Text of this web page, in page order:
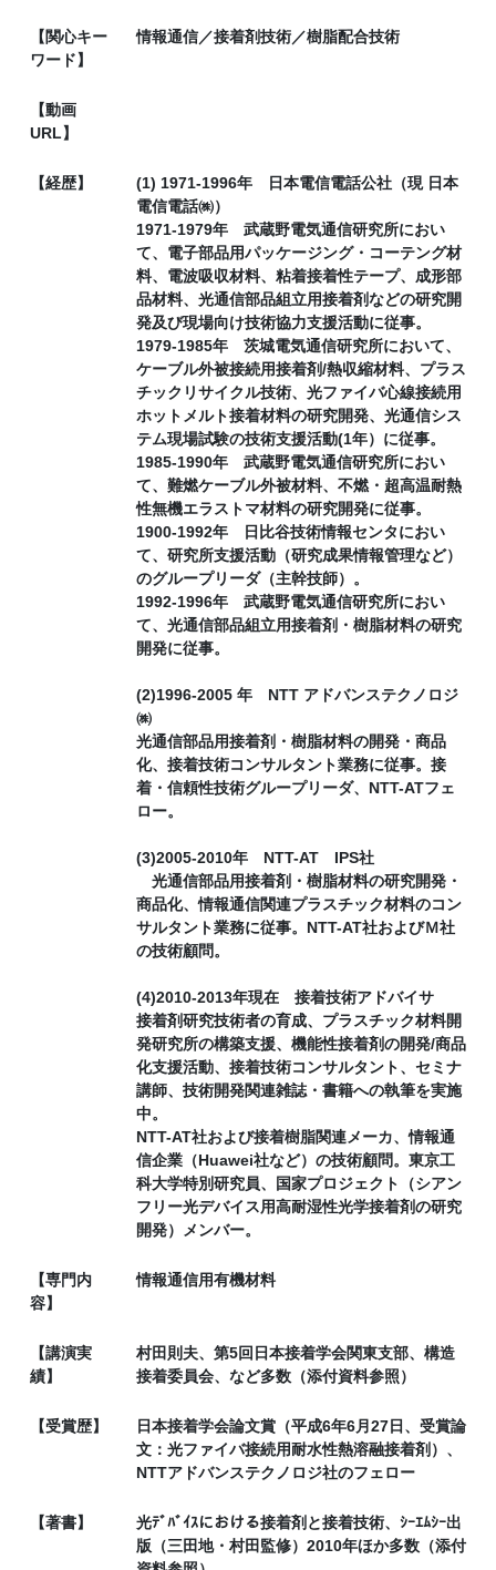
【関心キー
ワード】
情報通信／接着剤技術／樹脂配合技術
【動画
URL】
【経歴】
(1) 1971-1996年 日本電信電話公社（現 日本
電信電話㈱）
1971-1979年 武蔵野電気通信研究所におい
て、電子部品用パッケージング・コーテング材
料、電波吸収材料、粘着接着性テープ、成形部
品材料、光通信部品組立用接着剤などの研究開
発及び現場向け技術協力支援活動に従事。
1979-1985年 茨城電気通信研究所において、
ケーブル外被接続用接着剤/熱収縮材料、プラス
チックリサイクル技術、光ファイバ心線接続用
ホットメルト接着材料の研究開発、光通信シス
テム現場試験の技術支援活動(1年）に従事。
1985-1990年 武蔵野電気通信研究所におい
て、難燃ケーブル外被材料、不燃・超高温耐熱
性無機エラストマ材料の研究開発に従事。
1900-1992年 日比谷技術情報センタにおい
て、研究所支援活動（研究成果情報管理など）
のグループリーダ（主幹技師）。
1992-1996年 武蔵野電気通信研究所におい
て、光通信部品組立用接着剤・樹脂材料の研究
開発に従事。
(2)1996-2005 年 NTT アドバンステクノロジ
㈱
光通信部品用接着剤・樹脂材料の開発・商品
化、接着技術コンサルタント業務に従事。接
着・信頼性技術グループリーダ、NTT-ATフェ
ロー。
(3)2005-2010年 NTT-AT IPS社
光通信部品用接着剤・樹脂材料の研究開発・
商品化、情報通信関連プラスチック材料のコン
サルタント業務に従事。NTT-AT社およびＭ社
の技術顧問。
(4)2010-2013年現在 接着技術アドバイサ
接着剤研究技術者の育成、プラスチック材料開
発研究所の構築支援、機能性接着剤の開発/商品
化支援活動、接着技術コンサルタント、セミナ
講師、技術開発関連雑誌・書籍への執筆を実施
中。
NTT-AT社および接着樹脂関連メーカ、情報通
信企業（Huawei社など）の技術顧問。東京工
科大学特別研究員、国家プロジェクト（シアン
フリー光デバイス用高耐湿性光学接着剤の研究
開発）メンバー。
【専門内
容】
情報通信用有機材料
【講演実
績】
村田則夫、第5回日本接着学会関東支部、構造
接着委員会、など多数（添付資料参照）
【受賞歴】
日本接着学会論文賞（平成6年6月27日、受賞論
文：光ファイバ接続用耐水性熱溶融接着剤）、
NTTアドバンステクノロジ社のフェロー
【著書】
光ﾃﾞﾊﾞｲｽにおける接着剤と接着技術、ｼｰｴﾑｼｰ出
版（三田地・村田監修）2010年ほか多数（添付